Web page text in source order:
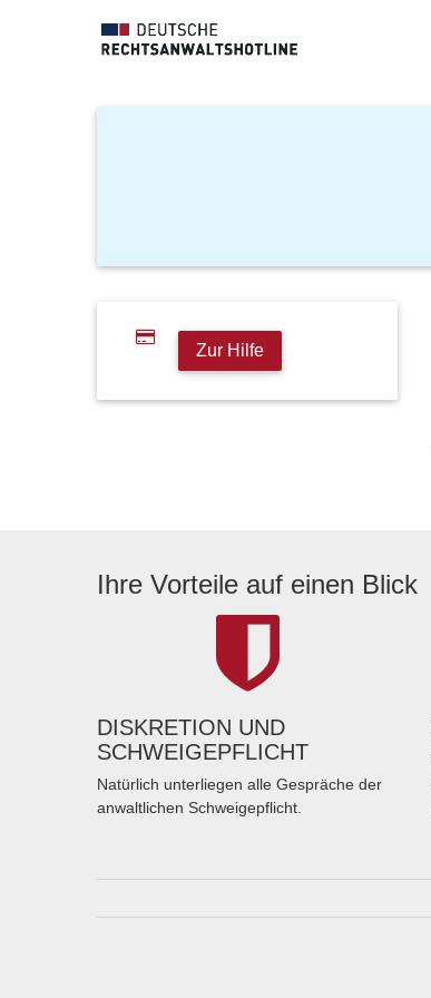
Zur Hilfe
Ihre Vorteile auf einen Blick
DISKRETION UND
SCHWEIGEPFLICHT
Natürlich unterliegen alle Gespräche der
anwaltlichen Schweigepflicht.